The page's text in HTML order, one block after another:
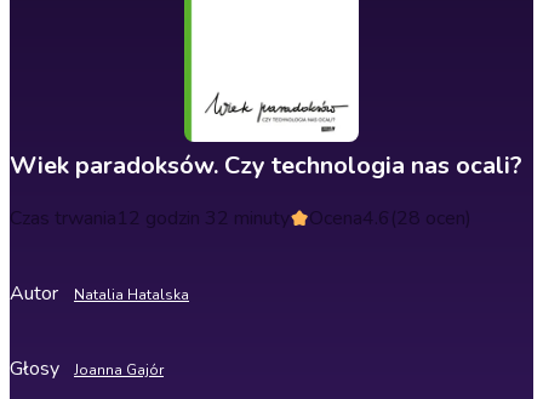
Wiek paradoksów. Czy technologia nas ocali?
Czas trwania12 godzin 32 minuty Ocena4.6(28 ocen)
Autor Natalia Hatalska
Głosy Joanna Gajór